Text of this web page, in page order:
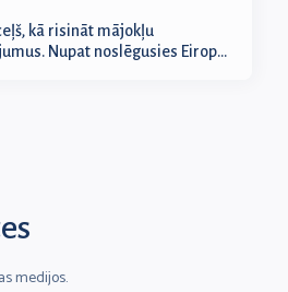
kā risināt mājokļu
Nupat noslēgusies Eiropas
medijos.